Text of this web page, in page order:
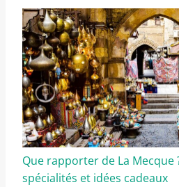
Que rapporter de La Mecque
spécialités et idées cadeaux